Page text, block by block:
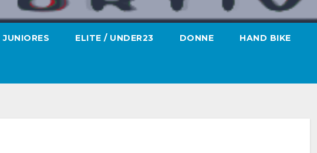
JUNIORES ELITE / UNDER23 DONNE HAND BIKE